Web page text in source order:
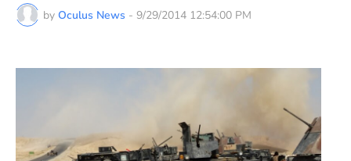
by Oculus News - 9/29/2014 12:54:00 PM